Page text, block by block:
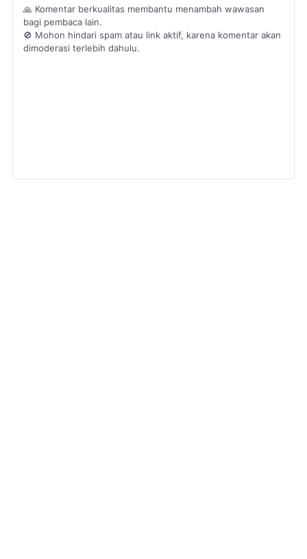
🙏 Komentar berkualitas membantu menambah wawasan
bagi pembaca lain.
🚫 Mohon hindari spam atau link aktif, karena komentar akan
dimoderasi terlebih dahulu.